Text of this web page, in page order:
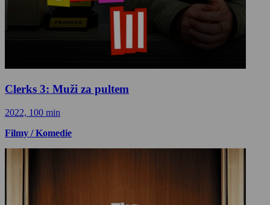
Clerks 3: Muži za pultem
2022, 100 min
Filmy / Komedie